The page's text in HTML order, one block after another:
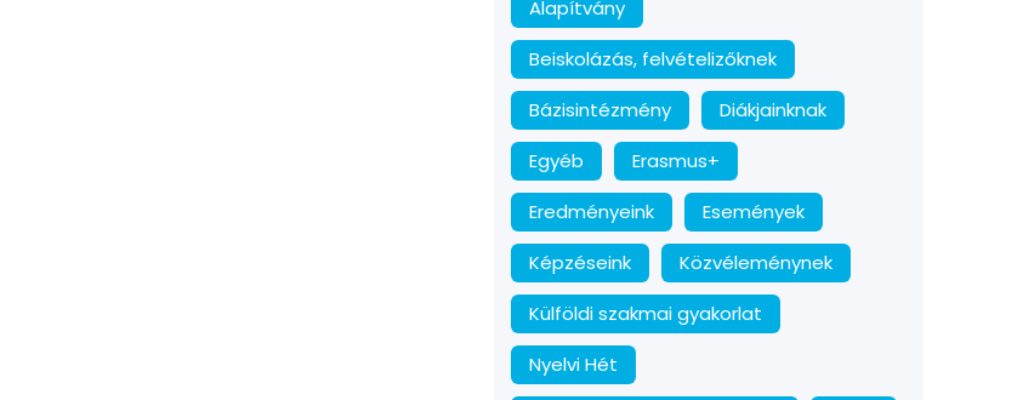
Alapítvány
Beiskolázás, felvételizőknek
Bázisintézmény
Diákjainknak
Egyéb
Erasmus+
Eredményeink
Események
Képzéseink
Közvéleménynek
Külföldi szakmai gyakorlat
Nyelvi Hét